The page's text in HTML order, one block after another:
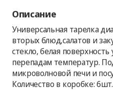
Описание
Универсальная тарелка
вторых блюд,салатов и
стекло, белая
перепадам температур.
микроволновой печи и
Количество в коробке: 6шт.